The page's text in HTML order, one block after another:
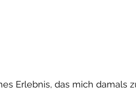
Erlebnis, das mich damals